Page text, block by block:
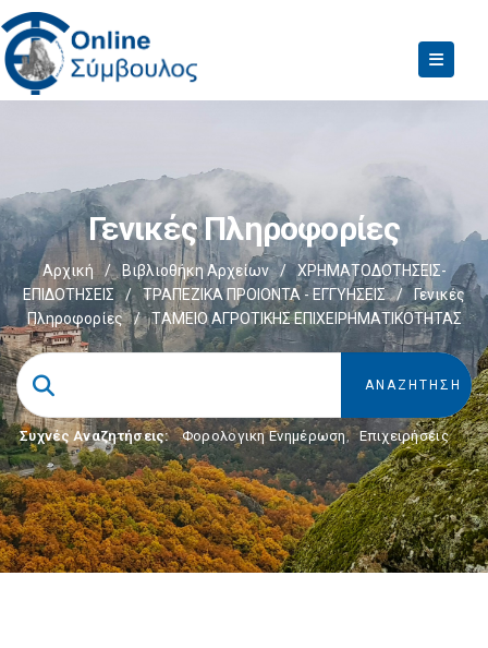
Γενικές Πληροφορίες
Αρχική / Βιβλιοθήκη Αρχείων /
ΧΡΗΜΑΤΟΔΟΤΗΣΕΙΣ-
ΕΠΙΔΟΤΗΣΕΙΣ
/ ΤΡΑΠΕΖΙΚΑ ΠΡΟΙΟΝΤΑ - ΕΓΓΥΗΣΕΙΣ /
Γενικές
Πληροφορίες
/ TΑΜΕΙΟ ΑΓΡΟΤΙΚΗΣ ΕΠΙΧΕΙΡΗΜΑΤΙΚΟΤΗΤΑΣ
Συχνές Αναζητήσεις: Φορολογικη Ενημέρωση, Επιχειρήσεις